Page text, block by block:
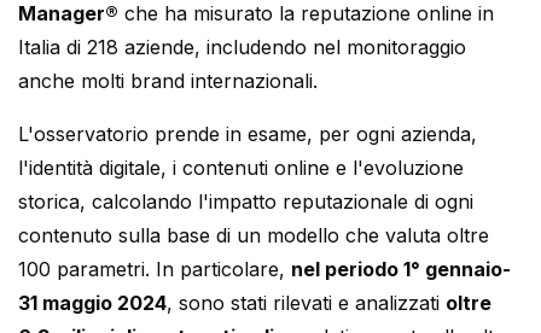
Manager® che ha misurato la reputazione online in
Italia di 218 aziende, includendo nel monitoraggio
anche molti brand internazionali.
L'osservatorio prende in esame, per ogni azienda,
l'identità digitale, i contenuti online e l'evoluzione
storica, calcolando l'impatto reputazionale di ogni
contenuto sulla base di un modello che valuta oltre
100 parametri. In particolare, nel periodo 1° gennaio-
31 maggio 2024, sono stati rilevati e analizzati oltre